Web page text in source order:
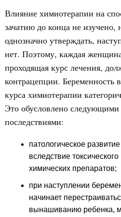
Влияние химиотерапии на
зачатию до конца не изучено,
однозначно утверждать,
нет. Поэтому, каждая женщина
проходящая курс лечения,
контрацепции. Беременность
курса химиотерапии
Это обусловлено
последствиями:
патологическое
вследствие
химических препаратов;
при наступлении
начинает
вынашиванию ребенка,